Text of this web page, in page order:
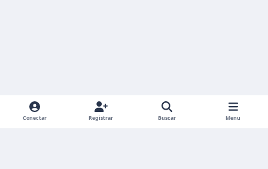
Conectar Registrar Buscar Menu